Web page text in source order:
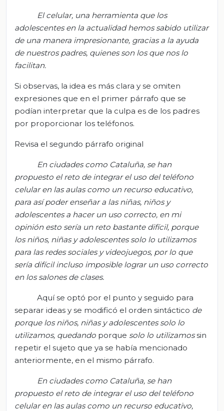
El celular, una herramienta que los
adolescentes en la actualidad hemos sabido utilizar
de una manera impresionante, gracias a la ayuda
de nuestros padres, quienes son los que nos lo
facilitan.
Si observas, la idea es más clara y se omiten
expresiones que en el primer párrafo que se
podían interpretar que la culpa es de los padres
por proporcionar los teléfonos.
Revisa el segundo párrafo original
En ciudades como Cataluña, se han
propuesto el reto de integrar el uso del teléfono
celular en las aulas como un recurso educativo,
para así poder enseñar a las niñas, niños y
adolescentes a hacer un uso correcto, en mi
opinión esto sería un reto bastante difícil, porque
los niños, niñas y adolescentes solo lo utilizamos
para las redes sociales y videojuegos, por lo que
sería difícil incluso imposible lograr un uso correcto
en los salones de clases.
Aquí se optó por el punto y seguido para
separar ideas y se modificó el orden sintáctico de
porque los niños, niñas y adolescentes solo lo
utilizamos, quedando porque solo lo utilizamossin
repetir el sujeto que ya se había mencionado
anteriormente, en el mismo párrafo.
En ciudades como Cataluña, se han
propuesto el reto de integrar el uso del teléfono
celular en las aulas como un recurso educativo,